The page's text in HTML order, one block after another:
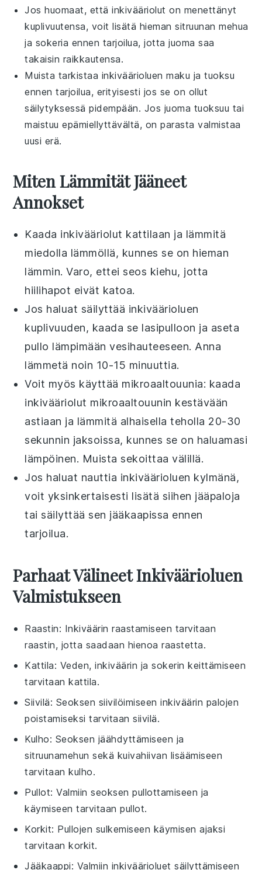
Jos huomaat, ettäinkivääriolut on menettänyt
kuplivuutensa, voit lisätä hiemansitruunan mehua
ja sokeria ennen tarjoilua, jotta juoma saa
takaisin raikkautensa.
Muista tarkistaa inkiväärioluen maku ja tuoksu
ennen tarjoilua, erityisesti jos se on ollut
säilytyksessä pidempään. Jos juoma tuoksuu tai
maistuu epämiellyttävältä, on parasta valmistaa
uusi erä.
Miten Lämmität Jääneet
Annokset
Kaada inkivääriolut kattilaan ja lämmitä
miedolla lämmöllä, kunnes se on hieman
lämmin. Varo, ettei seos kiehu, jotta
hiilihapot eivät katoa.
Jos haluat säilyttää inkiväärioluen
kuplivuuden, kaada se lasipulloon ja aseta
pullo lämpimään vesihauteeseen. Anna
lämmetä noin 10-15 minuuttia.
Voit myös käyttää mikroaaltouunia: kaada
inkivääriolut mikroaaltouunin kestävään
astiaan ja lämmitä alhaisella teholla 20-30
sekunnin jaksoissa, kunnes se on haluamasi
lämpöinen. Muista sekoittaa välillä.
Jos haluat nauttia inkiväärioluen kylmänä,
voit yksinkertaisesti lisätä siihen jääpaloja
tai säilyttää sen jääkaapissa ennen
tarjoilua.
Parhaat Välineet Inkiväärioluen
Valmistukseen
Raastin: Inkiväärin raastamiseen tarvitaan
raastin, jotta saadaan hienoa raastetta.
Kattila: Veden, inkiväärin ja sokerin keittämiseen
tarvitaan kattila.
Siivilä: Seoksen siivilöimiseen inkiväärin palojen
poistamiseksi tarvitaan siivilä.
Kulho: Seoksen jäähdyttämiseen ja
sitruunamehun sekä kuivahiivan lisäämiseen
tarvitaan kulho.
Pullot: Valmiin seoksen pullottamiseen ja
käymiseen tarvitaan pullot.
Korkit: Pullojen sulkemiseen käymisen ajaksi
tarvitaan korkit.
Jääkaappi: Valmiin inkiväärioluet säilyttämiseen